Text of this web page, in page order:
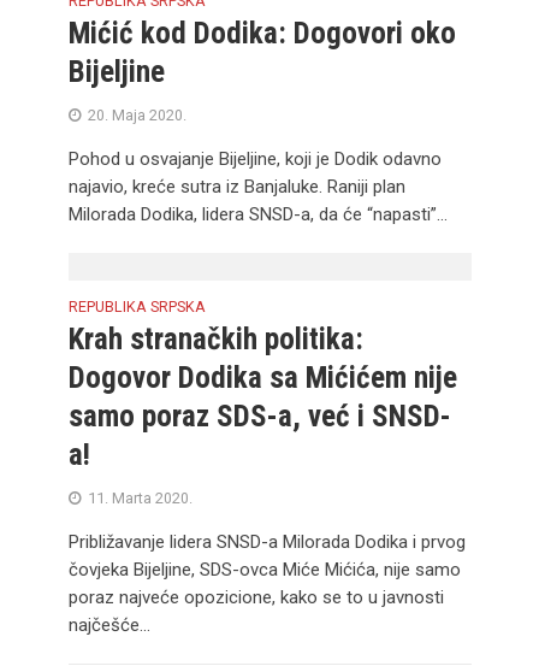
Mićić kod Dodika: Dogovori oko
Bijeljine
20. Maja 2020.
Pohod u osvajanje Bijeljine, koji je Dodik odavno
najavio, kreće sutra iz Banjaluke. Raniji plan
Milorada Dodika, lidera SNSD-a, da će “napasti”...
REPUBLIKA SRPSKA
Krah stranačkih politika:
Dogovor Dodika sa Mićićem nije
samo poraz SDS-a, već i SNSD-
a!
11. Marta 2020.
Približavanje lidera SNSD-a Milorada Dodika i prvog
čovjeka Bijeljine, SDS-ovca Miće Mićića, nije samo
poraz najveće opozicione, kako se to u javnosti
najčešće...